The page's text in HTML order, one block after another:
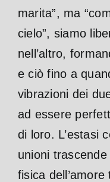
marita”, ma
cielo”, siamo
nell’altro,
e ciò fino a
vibrazioni dei
ad essere
di loro. L’estasi
unioni trascende
fisica